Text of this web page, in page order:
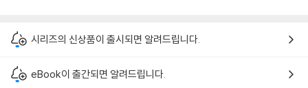
시리즈의 신상품이 출시되면 알려드립니다.
eBook이 출간되면 알려드립니다.